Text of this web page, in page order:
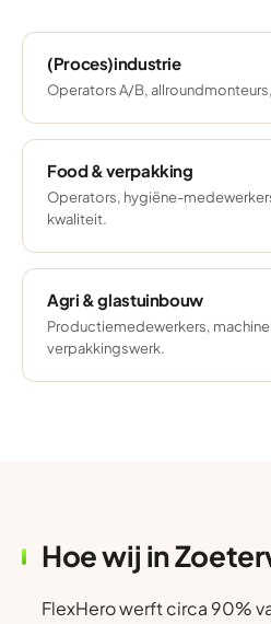
(Proces)industrie
Operators A/B,
Food & verpakking
Operators, hygiëne-
kwaliteit.
Agri & glastuinbouw
Productiemedewerkers,
verpakkingswerk.
Hoe wij in
FlexHero werft circa 90%